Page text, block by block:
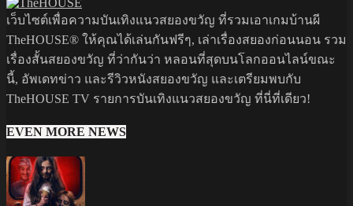
เว็บไซต์เพื่อความบันเทิงแนวสยองขวัญ ที่รวมเอาเกมบ้านผี
TheHOUSE® ให้คุณได้เล่นกันฟรีๆ, เล่าเรื่องสยองก่อนนอน รวม
เรื่องสั้นสยองขวัญ ที่ว่ากันว่า หลอนที่สุดบนโลกออนไลน์ขณะ
นี้, อัพเดทข่าว และรีวิวหนังสยองขวัญ และเตรียมพบกับ
TheHOUSE TV รายการบันเทิงแนวสยองขวัญ ที่นี่ที่เดียว!
EVEN MORE NEWS